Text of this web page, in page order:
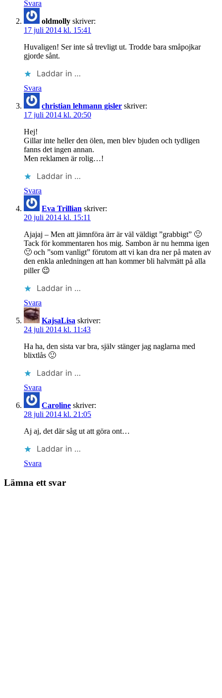
Svara
oldmolly skriver:
17 juli 2014 kl. 15:41
Huvaligen! Ser inte så trevligt ut. Trodde bara småpojkar
gjorde sånt.
Laddar in …
Svara
christian lehmann gisler skriver:
17 juli 2014 kl. 20:50
Hej!
Gillar inte heller den ölen, men blev bjuden och tydligen
fanns det ingen annan.
Men reklamen är rolig…!
Laddar in …
Svara
Eva Trillian skriver:
20 juli 2014 kl. 15:11
Ajajaj – Men att jämnföra ärr är väl väldigt ”grabbigt” 🙂
Tack för kommentaren hos mig. Sambon är nu hemma igen
🙂 och ”som vanligt” förutom att vi kan dra ner på maten av
den enkla anledningen att han kommer bli halvmätt på alla
piller 😉
Laddar in …
Svara
KajsaLisa skriver:
24 juli 2014 kl. 11:43
Ha ha, den sista var bra, själv stänger jag naglarna med
blixtlås 🙂
Laddar in …
Svara
Caroline skriver:
28 juli 2014 kl. 21:05
Aj aj, det där såg ut att göra ont…
Laddar in …
Svara
Lämna ett svar